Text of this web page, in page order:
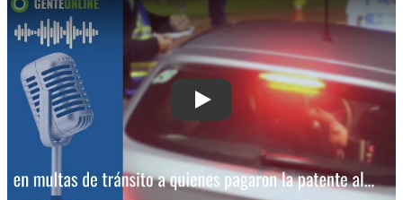
Play: La Intendencia de Maldonado